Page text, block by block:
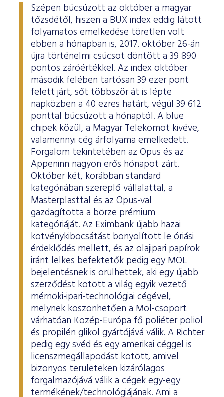
Szépen búcsúzott az október a magyar
tőzsdétől, hiszen a BUX index eddig látott
folyamatos emelkedése töretlen volt
ebben a hónapban is, 2017. október 26-án
újra történelmi csúcsot döntött a 39 890
pontos záróértékkel. Az index október
második felében tartósan 39 ezer pont
felett járt, sőt többször át is lépte
napközben a 40 ezres határt, végül 39 612
ponttal búcsúzott a hónaptól. A blue
chipek közül, a Magyar Telekomot kivéve,
valamennyi cég árfolyama emelkedett.
Forgalom tekintetében az Opus és az
Appeninn nagyon erős hónapot zárt.
Október két, korábban standard
kategóriában szereplő vállalattal, a
Masterplasttal és az Opus-val
gazdagította a börze prémium
kategóriáját. Az Eximbank újabb hazai
kötvénykibocsátást bonyolított le óriási
érdeklődés mellett, és az olajipari papírok
iránt lelkes befektetők pedig egy MOL
bejelentésnek is örülhettek, aki egy újabb
szerződést kötött a világ egyik vezető
mérnöki-ipari-technológiai cégével,
melynek köszönhetően a Mol-csoport
várhatóan Közép-Európa fő poliéter poliol
és propilén glikol gyártójává válik. A Richter
pedig egy svéd és egy amerikai céggel is
licenszmegállapodást kötött, amivel
bizonyos területeken kizárólagos
forgalmazójává válik a cégek egy-egy
termékének/technológiájának. Ami a